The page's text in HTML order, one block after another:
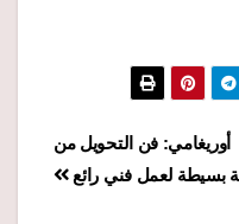
أوريغامي: فن التحويل من
بسيطة لعمل فني رائع